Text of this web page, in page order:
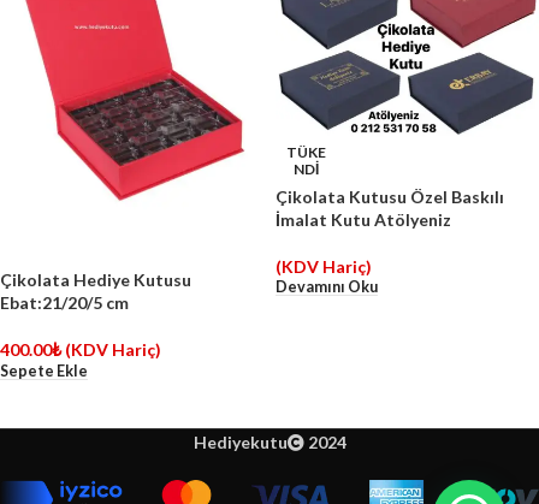
Çikolata Hediye Kutusu
Ebat:21/20/5 cm
400.00₺ (KDV Hariç)
Sepete Ekle
TÜKE
NDİ
Çikolata Kutusu Özel Baskılı
İmalat Kutu Atölyeniz
(KDV Hariç)
Devamını Oku
Hediyekutu 2024